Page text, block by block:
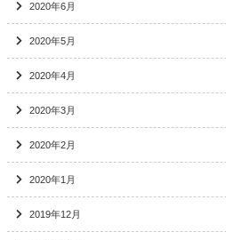
2020年6月
2020年5月
2020年4月
2020年3月
2020年2月
2020年1月
2019年12月